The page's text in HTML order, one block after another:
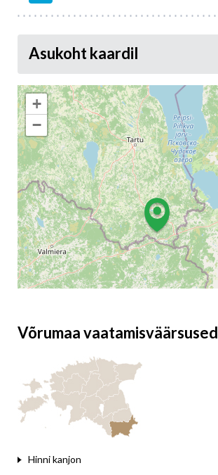
Asukoht kaardil
+
−
Võrumaa vaatamisväärsused
Hinni kanjon